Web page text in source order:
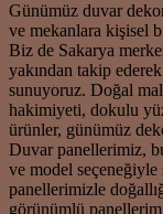
Günümüz duvar
ve mekanlara kişisel
Biz de Sakarya
yakından takip
sunuyoruz. Doğal
hakimiyeti, dokulu
ürünler, günümüz
Duvar panellerimiz,
ve model
panellerimizle
görünümlü